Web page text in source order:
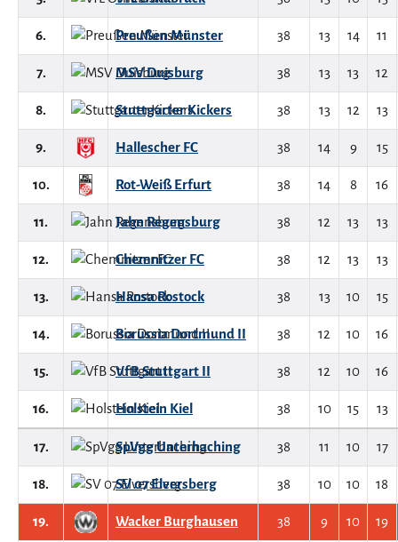
6. Preußen Münster 38 13 14 11
7. MSV Duisburg 38 13 13 12
8. Stuttgarter Kickers 38 13 12 13
9. Hallescher FC 38 14 9 15
10. Rot-Weiß Erfurt 38 14 8 16
11. Jahn Regensburg 38 12 13 13
12. Chemnitzer FC 38 12 13 13
13. Hansa Rostock 38 13 10 15
14. Borussia Dortmund II 38 12 10 16
15. VfB Stuttgart II 38 12 10 16
16. Holstein Kiel 38 10 15 13
17. SpVgg Unterhaching 38 11 10 17
18. SV 07 Elversberg 38 10 10 18
19. Wacker Burghausen 38 9 10 19